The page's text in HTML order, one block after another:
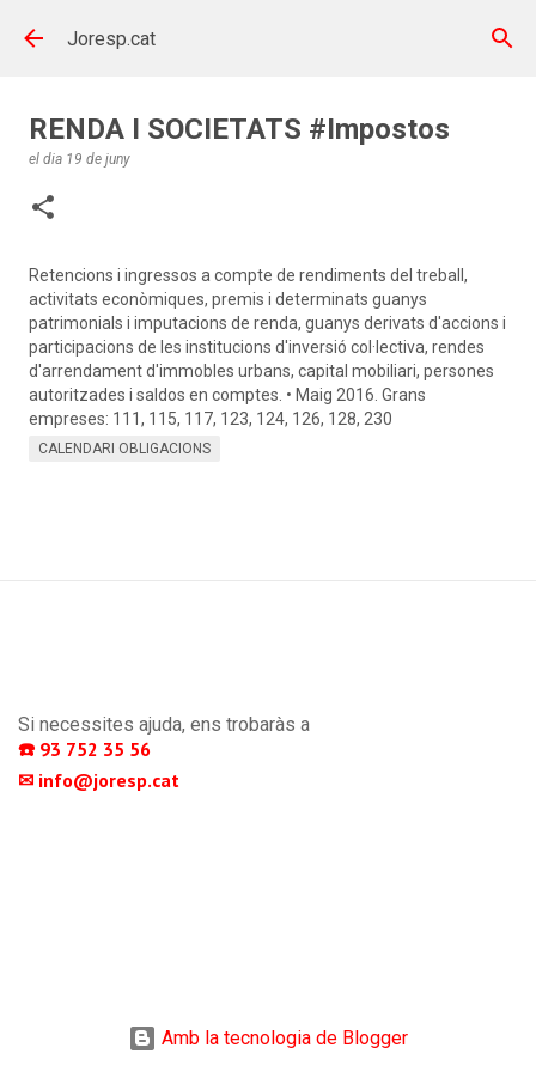
Joresp.cat
RENDA I SOCIETATS #Impostos
el dia 19 de juny
Retencions i ingressos a compte de rendiments del treball,
activitats econòmiques, premis i determinats guanys
patrimonials i imputacions de renda, guanys derivats d'accions i
participacions de les institucions d'inversió col·lectiva, rendes
d'arrendament d'immobles urbans, capital mobiliari, persones
autoritzades i saldos en comptes. • Maig 2016. Grans
empreses: 111, 115, 117, 123, 124, 126, 128, 230
CALENDARI OBLIGACIONS
Si necessites ajuda, ens trobaràs a
☎️ 93 752 35 56
✉ info@joresp.cat
Amb la tecnologia de Blogger